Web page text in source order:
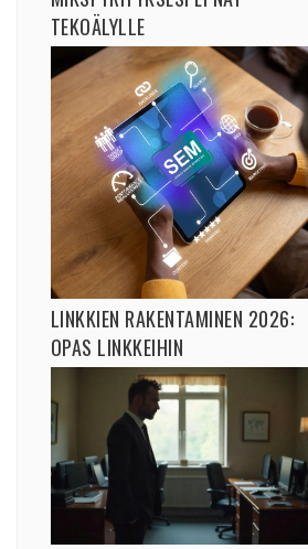
TEKOÄLYLLE
LINKKIEN RAKENTAMINEN 2026:
OPAS LINKKEIHIN